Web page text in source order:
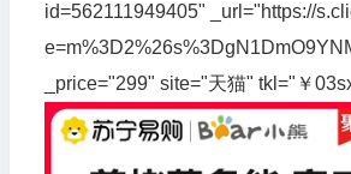
id=562111949405" _url="https://
_price="299" site="天猫" tkl="￥